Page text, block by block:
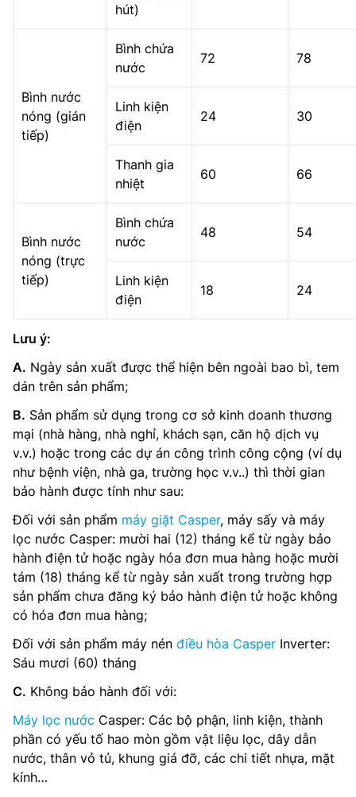
hút)
Bình nước
nóng (gián
tiếp)
Bình chứa
nước
72 78
Linh kiện
điện
24 30
Thanh gia
nhiệt
60 66
Bình nước
nóng (trực
tiếp)
Bình chứa
nước
48 54
Linh kiện
điện
18 24
Lưu ý:
A. Ngày sản xuất được thể hiện bên ngoài bao bì, tem
dán trên sản phẩm;
B. Sản phẩm sử dụng trong cơ sở kinh doanh thương
mại (nhà hàng, nhà nghỉ, khách sạn, căn hộ dịch vụ
v.v.) hoặc trong các dự án công trình công cộng (ví dụ
như bệnh viện, nhà ga, trường học v.v..) thì thời gian
bảo hành được tính như sau:
Đối với sản phẩm máy giặt Casper, máy sấy và máy
lọc nước Casper: mười hai (12) tháng kể từ ngày bảo
hành điện tử hoặc ngày hóa đơn mua hàng hoặc mười
tám (18) tháng kể từ ngày sản xuất trong trường hợp
sản phẩm chưa đăng ký bảo hành điện tử hoặc không
có hóa đơn mua hàng;
Đối với sản phẩm máy nén điều hòa Casper Inverter:
Sáu mươi (60) tháng
C. Không bảo hành đối với:
Máy lọc nước Casper: Các bộ phận, linh kiện, thành
phần có yếu tố hao mòn gồm vật liệu lọc, dây dẫn
nước, thân vỏ tủ, khung giá đỡ, các chi tiết nhựa, mặt
kính…